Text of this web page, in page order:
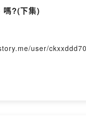
嗎?(下集)
user/